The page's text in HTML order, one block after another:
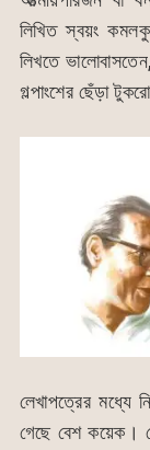
লিখিত স্বয়ং
লিখতে
গল্পাংশের ছেঁড়া
লেখাপত্রের মধ্যে
গেছে বেশ কয়েক।